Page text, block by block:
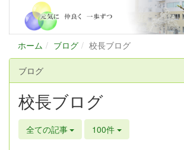
ホーム ブログ 校長ブログ
ブログ
校長ブログ
全ての記事 100件